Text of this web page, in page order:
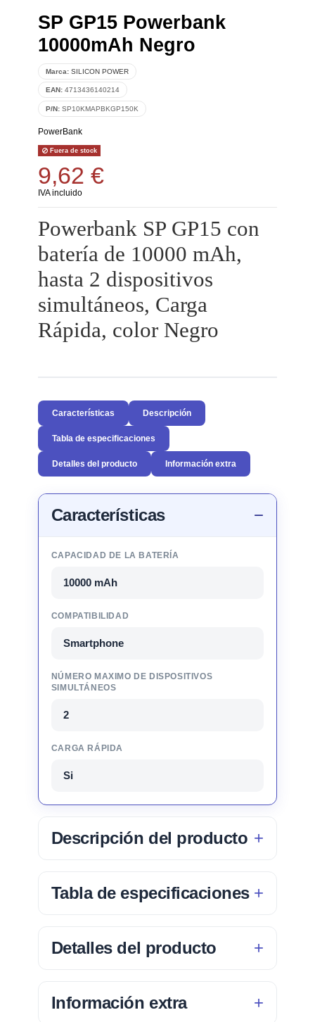
SP GP15 Powerbank
10000mAh Negro
Marca: SILICON POWER
EAN: 4713436140214
P/N: SP10KMAPBKGP150K
PowerBank
Fuera de stock
9,62 €
IVA incluido
Powerbank SP GP15 con
batería de 10000 mAh,
hasta 2 dispositivos
simultáneos, Carga
Rápida, color Negro
Características Descripción
Tabla de especificaciones
Detalles del producto Información extra
Características
CAPACIDAD DE LA BATERÍA
10000 mAh
COMPATIBILIDAD
Smartphone
NÚMERO MAXIMO DE DISPOSITIVOS
SIMULTÁNEOS
2
CARGA RÁPIDA
Si
Descripción del producto
Tabla de especificaciones
Detalles del producto
Información extra